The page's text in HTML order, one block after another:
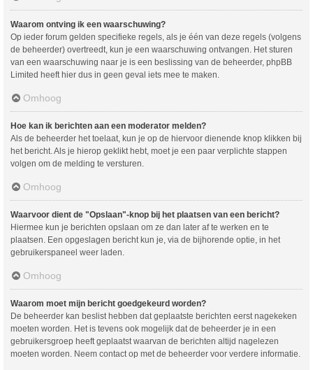
Waarom ontving ik een waarschuwing?
Op ieder forum gelden specifieke regels, als je één van deze regels (volgens
de beheerder) overtreedt, kun je een waarschuwing ontvangen. Het sturen
van een waarschuwing naar je is een beslissing van de beheerder, phpBB
Limited heeft hier dus in geen geval iets mee te maken.
Omhoog
Hoe kan ik berichten aan een moderator melden?
Als de beheerder het toelaat, kun je op de hiervoor dienende knop klikken bij
het bericht. Als je hierop geklikt hebt, moet je een paar verplichte stappen
volgen om de melding te versturen.
Omhoog
Waarvoor dient de "Opslaan"-knop bij het plaatsen van een bericht?
Hiermee kun je berichten opslaan om ze dan later af te werken en te
plaatsen. Een opgeslagen bericht kun je, via de bijhorende optie, in het
gebruikerspaneel weer laden.
Omhoog
Waarom moet mijn bericht goedgekeurd worden?
De beheerder kan beslist hebben dat geplaatste berichten eerst nagekeken
moeten worden. Het is tevens ook mogelijk dat de beheerder je in een
gebruikersgroep heeft geplaatst waarvan de berichten altijd nagelezen
moeten worden. Neem contact op met de beheerder voor verdere informatie.